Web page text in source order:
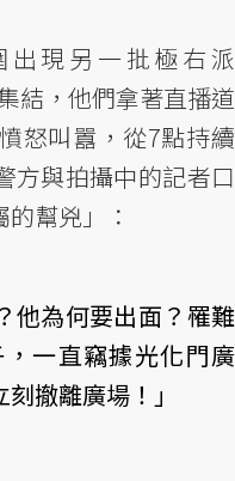
現另一批極右派
結，他們拿著直播道
怒叫囂，從7點持續
方與拍攝中的記者口
幫兇」：
他為何要出面？罹難
一直竊據光化門廣
撤離廣場！」